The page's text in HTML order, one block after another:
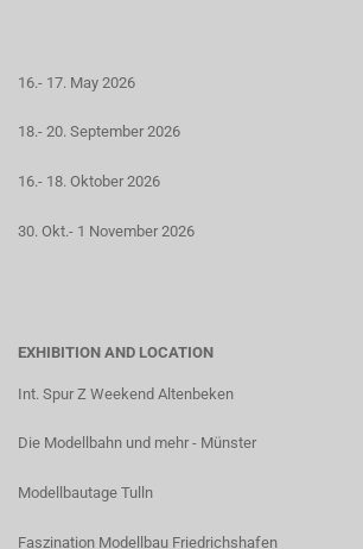
16.- 17. May 2026
18.- 20. September 2026
16.- 18. Oktober 2026
30. Okt.- 1 November 2026
EXHIBITION AND LOCATION
Int. Spur Z Weekend Altenbeken
Die Modellbahn und mehr - Münster
Modellbautage Tulln
Faszination Modellbau Friedrichshafen